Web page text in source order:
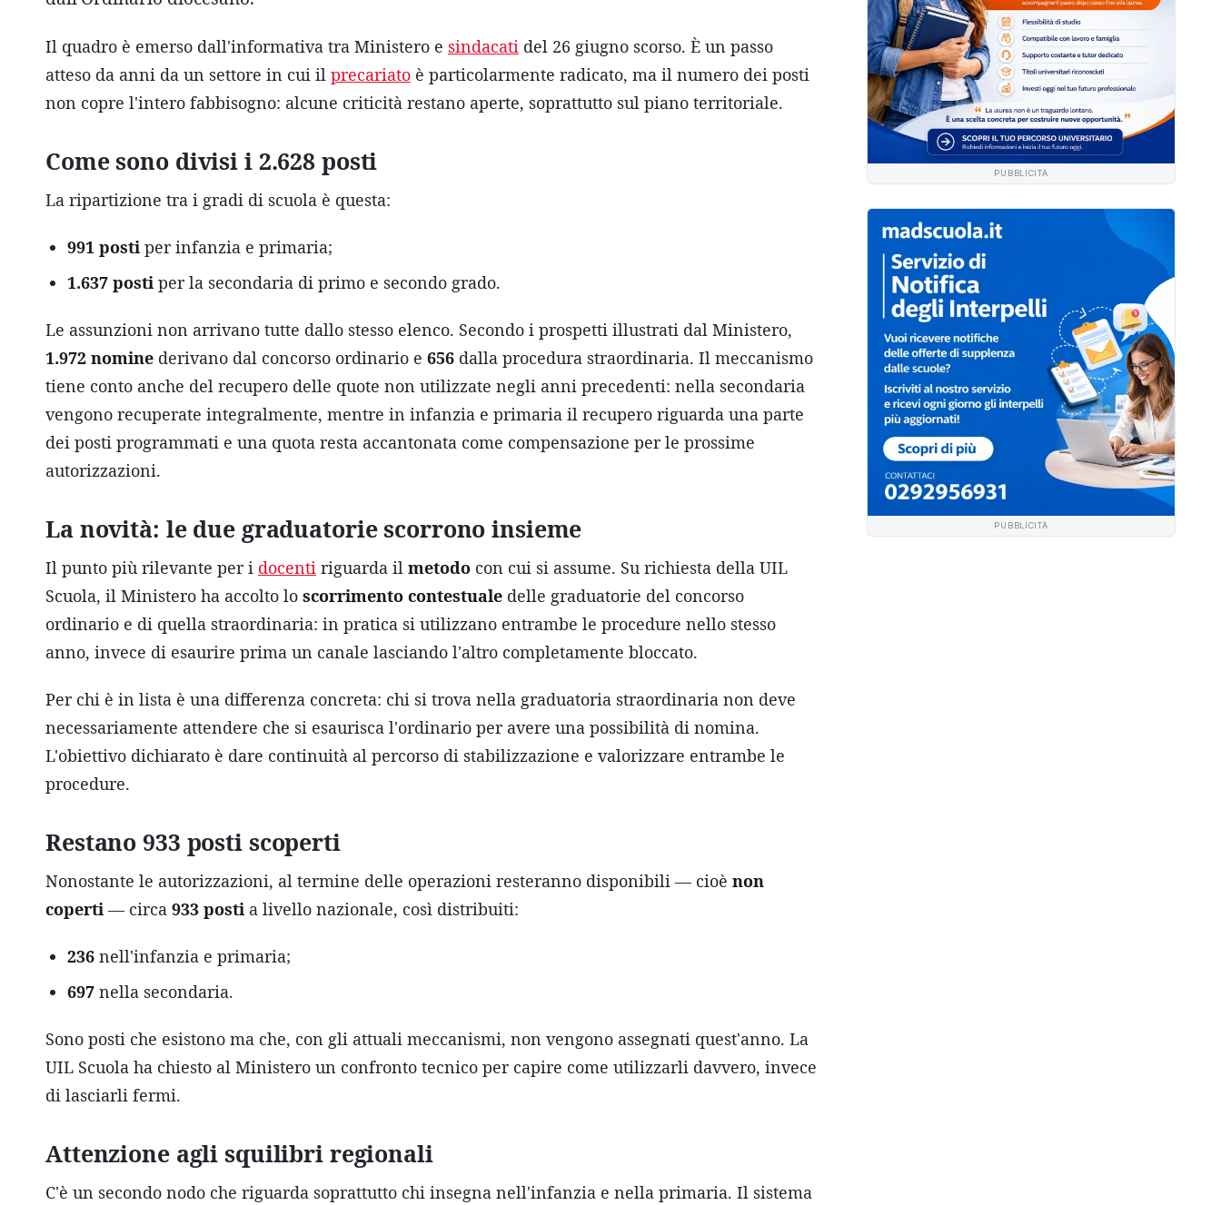
Il quadro è emerso dall'informativa tra Ministero e sindacati del 26 giugno scorso. È un passo
atteso da anni da un settore in cui il precariato è particolarmente radicato, ma il numero dei posti
non copre l'intero fabbisogno: alcune criticità restano aperte, soprattutto sul piano territoriale.
Come sono divisi i 2.628 posti
La ripartizione tra i gradi di scuola è questa:
991 posti per infanzia e primaria;
1.637 posti per la secondaria di primo e secondo grado.
Le assunzioni non arrivano tutte dallo stesso elenco. Secondo i prospetti illustrati dal Ministero,
1.972 nomine derivano dal concorso ordinario e 656 dalla procedura straordinaria. Il meccanismo
tiene conto anche del recupero delle quote non utilizzate negli anni precedenti: nella secondaria
vengono recuperate integralmente, mentre in infanzia e primaria il recupero riguarda una parte
dei posti programmati e una quota resta accantonata come compensazione per le prossime
autorizzazioni.
La novità: le due graduatorie scorrono insieme
Il punto più rilevante per i docenti riguarda il metodo con cui si assume. Su richiesta della UIL
Scuola, il Ministero ha accolto lo scorrimento contestuale delle graduatorie del concorso
ordinario e di quella straordinaria: in pratica si utilizzano entrambe le procedure nello stesso
anno, invece di esaurire prima un canale lasciando l'altro completamente bloccato.
Per chi è in lista è una differenza concreta: chi si trova nella graduatoria straordinaria non deve
necessariamente attendere che si esaurisca l'ordinario per avere una possibilità di nomina.
L'obiettivo dichiarato è dare continuità al percorso di stabilizzazione e valorizzare entrambe le
procedure.
Restano 933 posti scoperti
Nonostante le autorizzazioni, al termine delle operazioni resteranno disponibili — cioè non
coperti — circa 933 posti a livello nazionale, così distribuiti:
236 nell'infanzia e primaria;
697 nella secondaria.
Sono posti che esistono ma che, con gli attuali meccanismi, non vengono assegnati quest'anno. La
UIL Scuola ha chiesto al Ministero un confronto tecnico per capire come utilizzarli davvero, invece
di lasciarli fermi.
Attenzione agli squilibri regionali
C'è un secondo nodo che riguarda soprattutto chi insegna nell'infanzia e nella primaria. Il sistema
PUBBLICITÀ
PUBBLICITÀ